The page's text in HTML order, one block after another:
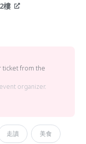
樓
ticket from the
organizer.
走讀 美食